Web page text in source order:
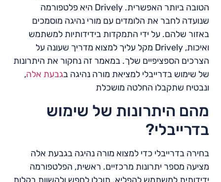
הטובה ביותר האפשרית. Drively היא פלטפורמה
שנועדה לחבר את הלומדים עם מורי נהיגה מוסמכים
באזור שלהם. על ידי התמקדות בידידותיות למשתמש
ואיכות, Drively מקל עליך למצוא מדריך שעונה על
הצרכים הספציפיים שלך. במאמר זה נחקור את היתרונות
של שימוש בדרייבלי למציאת מורה נהיגה בגבעת אלה,
ונבטיח שתקבלו החלטה מושכלת
מהם היתרונות של שימוש
בדרייבלי?
בחירה בדרייבלי כדי למצוא מורה נהיגה בגבעת אלה
מציעה מספר יתרונות מרכזיים. ראשית, הפלטפורמה